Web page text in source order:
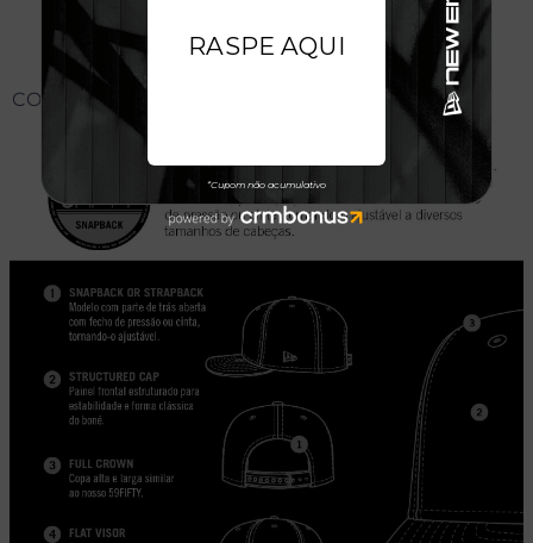
CONHEÇA O MODELO DO BONÉ